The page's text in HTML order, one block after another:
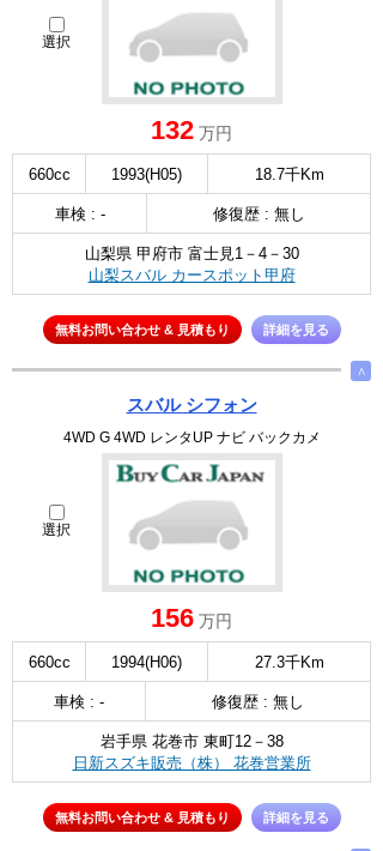
選択
132 万円
660cc 1993(H05) 18.7千Km
車検 : - 修復歴 : 無し
山梨県 甲府市 富士見1－4－30
山梨スバル カースポット甲府
無料お問い合わせ & 見積もり 詳細を見る
∧
スバル シフォン
4WD G 4WD レンタUP ナビ バックカメ
選択
156 万円
660cc 1994(H06) 27.3千Km
車検 : - 修復歴 : 無し
岩手県 花巻市 東町12－38
日新スズキ販売（株） 花巻営業所
無料お問い合わせ & 見積もり 詳細を見る